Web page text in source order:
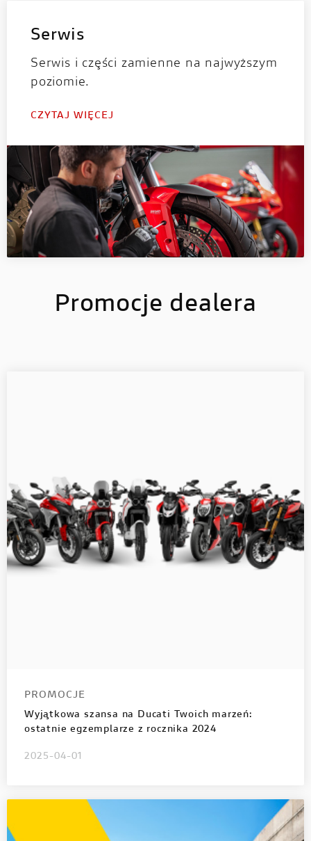
Serwis
Serwis i części zamienne na najwyższym
poziomie.
CZYTAJ WIĘCEJ
Promocje dealera
PROMOCJE
Wyjątkowa szansa na Ducati Twoich marzeń:
ostatnie egzemplarze z rocznika 2024
2025-04-01